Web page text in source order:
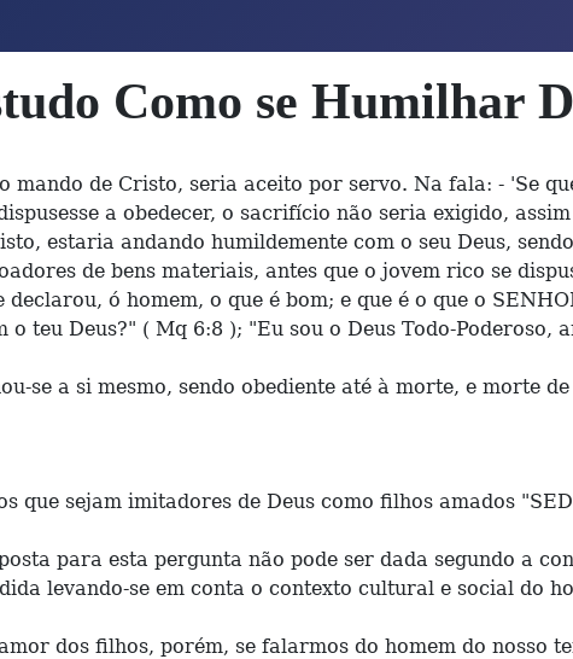
Como se Humilhar
mando de Cristo, seria aceito por servo. Na fala: - 'Se
a obedecer, o sacrifício não seria exigido,
estaria andando humildemente com o seu Deus,
de bens materiais, antes que o jovem rico se
ó homem, o que é bom; e que é o que o
o teu Deus?" ( Mq 6:8 ); "Eu sou o Deus Todo-Poderoso,
se a si mesmo, sendo obediente até à morte, e morte
que sejam imitadores de Deus como filhos amados
para esta pergunta não pode ser dada segundo a
levando-se em conta o contexto cultural e social do
dos filhos, porém, se falarmos do homem do nosso